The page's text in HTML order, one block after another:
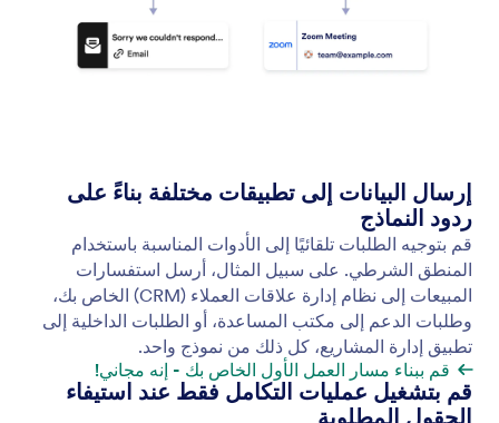
ابدأ في إنشاء سير العمل الخاص بك بسرعة باستخدام
خيار البدء السريع في "أتمتة عمليات الدمج".